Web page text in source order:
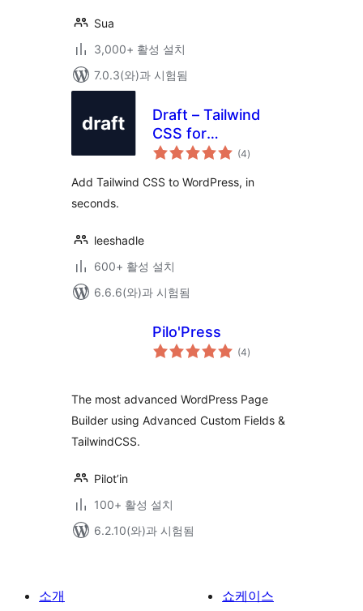
Sua
3,000+ 활성 설치
7.0.3(와)과 시험됨
Draft – Tailwind
CSS for
WordPress. (4전
체
점
)
Add Tailwind CSS to WordPress, in
seconds.
leeshadle
600+ 활성 설치
6.6.6(와)과 시험됨
Pilo'Press
(4전
체)
The most advanced WordPress Page
Builder using Advanced Custom Fields &
TailwindCSS.
Pilot’in
100+ 활성 설치
6.2.10(와)과 시험됨
소개
쇼케이스